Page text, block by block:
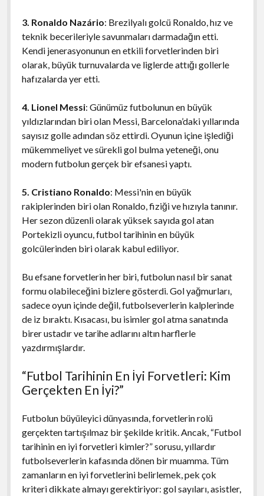
3. Ronaldo Nazário: Brezilyalı golcü Ronaldo, hız ve
teknik becerileriyle savunmaları darmadağın etti.
Kendi jenerasyonunun en etkili forvetlerinden biri
olarak, büyük turnuvalarda ve liglerde attığı gollerle
hafızalarda yer etti.
4. Lionel Messi: Günümüz futbolunun en büyük
yıldızlarından biri olan Messi, Barcelona’daki yıllarında
sayısız golle adından söz ettirdi. Oyunun içine işlediği
mükemmeliyet ve sürekli gol bulma yeteneği, onu
modern futbolun gerçek bir efsanesi yaptı.
5. Cristiano Ronaldo: Messi'nin en büyük
rakiplerinden biri olan Ronaldo, fiziği ve hızıyla tanınır.
Her sezon düzenli olarak yüksek sayıda gol atan
Portekizli oyuncu, futbol tarihinin en büyük
golcülerinden biri olarak kabul ediliyor.
Bu efsane forvetlerin her biri, futbolun nasıl bir sanat
formu olabileceğini bizlere gösterdi. Gol yağmurları,
sadece oyun içinde değil, futbolseverlerin kalplerinde
de iz bıraktı. Kısacası, bu isimler gol atma sanatında
birer ustadır ve tarihe adlarını altın harflerle
yazdırmışlardır.
“Futbol Tarihinin En İyi Forvetleri: Kim
Gerçekten En İyi?”
Futbolun büyüleyici dünyasında, forvetlerin rolü
gerçekten tartışılmaz bir şekilde kritik. Ancak, “Futbol
tarihinin en iyi forvetleri kimler?” sorusu, yıllardır
futbolseverlerin kafasında dönen bir muamma. Tüm
zamanların en iyi forvetlerini belirlemek, pek çok
kriteri dikkate almayı gerektiriyor: gol sayıları, asistler,